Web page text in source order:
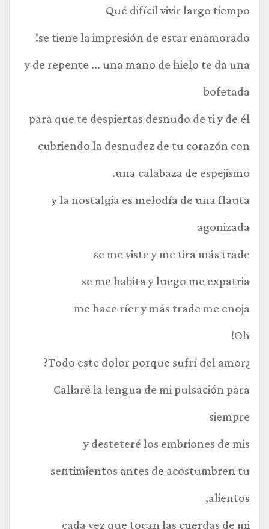
Qué difícil vivir largo tiempo
se tiene la impresión de estar enamorado!
y de repente ... una mano de hielo te da una
bofetada
para que te despiertas desnudo de ti y de él
cubriendo la desnudez de tu corazón con
una calabaza de espejismo.
y la nostalgia es melodía de una flauta
agonizada
se me viste y me tira más trade
se me habita y luego me expatria
me hace ríer y más trade me enoja
Oh!
¿Todo este dolor porque sufrí del amor?
Callaré la lengua de mi pulsación para
siempre
y desteteré los embriones de mis
sentimientos antes de acostumbren tu
alientos,